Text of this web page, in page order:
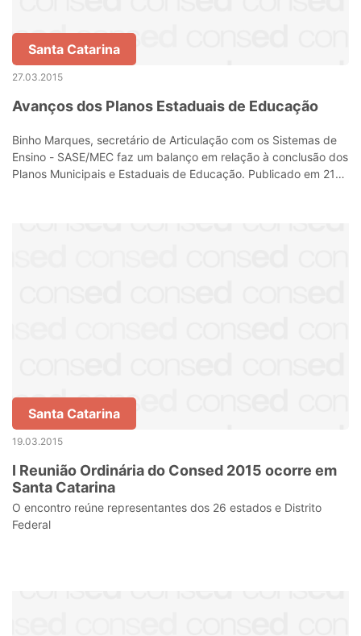
Santa Catarina
27.03.2015
Avanços dos Planos Estaduais de Educação
Binho Marques, secretário de Articulação com os Sistemas de
Ensino - SASE/MEC faz um balanço em relação à conclusão dos
Planos Municipais e Estaduais de Educação. Publicado em 21
Santa Catarina
19.03.2015
I Reunião Ordinária do Consed 2015 ocorre em
Santa Catarina
O encontro reúne representantes dos 26 estados e Distrito
Federal